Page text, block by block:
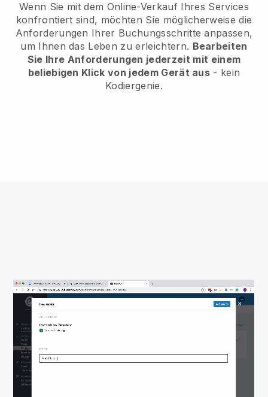
Wenn Sie mit dem Online-Verkauf Ihres Services
konfrontiert sind, möchten Sie möglicherweise die
Anforderungen Ihrer Buchungsschritte anpassen,
um Ihnen das Leben zu erleichtern. Bearbeiten
Sie Ihre Anforderungen jederzeit mit einem
beliebigen Klick von jedem Gerät aus - kein
Kodiergenie.